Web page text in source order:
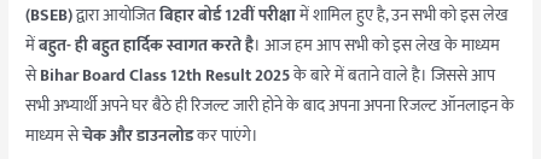
(BSEB)द्वारा आयोजितबिहार बोर्ड 12वीं परीक्षामें शामिल हुए है, उन सभी को इस लेख
मेंबहुत- ही बहुत हार्दिक स्वागत करते है। आज हम आप सभी को इस लेख के माध्यम
सेBihar Board Class 12th Result 2025के बारे में बताने वाले है। जिससे आप
सभी अभ्यार्थी अपने घर बैठे ही रिजल्ट जारी होने के बाद अपना अपना रिजल्ट ऑनलाइन के
माध्यम सेचेक और डाउनलोडकर पाएंगे।